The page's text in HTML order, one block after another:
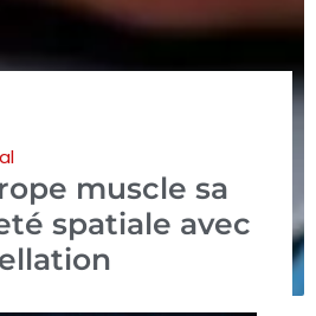
muscle sa
spatiale avec